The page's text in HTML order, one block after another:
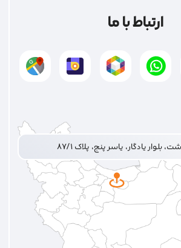
ارتباط با ما
یادگار، یاسر پنج، پلاک ۸۷/۱